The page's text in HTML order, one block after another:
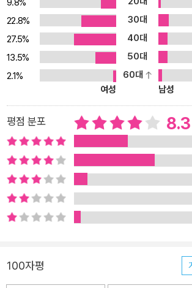
를 때까지. “안 되겠구나. 다시 올게. 잘 있어라.” 눈물을 사기 위해 자
신을 기다리고 있는 할아버지에게 가봐야 한다
따라가기로 한다. 아버지가 돌아가셨을 때에도,
를 두고도, 평생 단 한 번도 눈물을 흘려본 적이
재산을 털어 아저씨가 가지고 있는 눈물방울들
리에서 그 눈물을 모두 써버린다. 할아버지는 또
없게 되는 것일까. 할아버지의 텅 빈 눈물샘 뒤로
물’은 또 무엇일까. 세상의 모든 이유들로 인해 흘리는, 세상에서 가장
아름다운 눈물 이야기 눈물은 모두 투명하지만, 그것들을 결정으로
만들면 각기 다른 색깔이 나올 거라는 생각을 다
화는, 충실한 감정에 이끌려 눈물을 흘려본 누구
많은 ‘눈물’의 이야기를 담고 있는지는 어렵지
다. 수천수만 가지 다른 색깔의 눈물들이 또 제각기 다른 이야기를 담
고 있다는 것 또한. 저물녘 노을을 바라보다가 저도 모르게, 어디선가
간에.
9.8%
22.8%
30대
27.5%
40대
13.5%
50대
2.1%
60대
여성
남성
평점 분포 8.3
100자평